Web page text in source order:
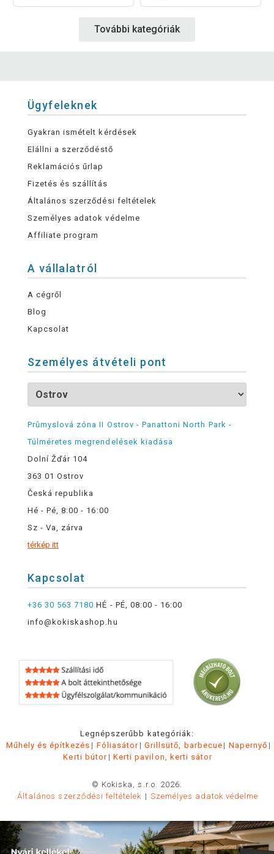
További kategóriák
Ügyfeleknek
Gyakran ismételt kérdések
Elállni a szerződéstő
Reklamációs űrlap
Fizetés és szállítás
Általános szerződési feltételek
Személyes adatok védelme
Affiliate program
A vállalatról
A cégről
Blog
Kapcsolat
Személyes átvételi pont
Průmyslová zóna II Ostrov - Panattoni North Park -
Túlméretes megrendelések kiadása
Dolní Žďár 104
363 01 Ostrov
Česká republika
Hé - Pé, 8:00 - 16:00
Sz - Va, zárva
térkép itt
Kapcsolat
+36 30 563 7180 HÉ - PÉ, 08:00 - 16:00
info@kokiskashop.hu
Legnépszerűbb kategóriák:
Műhely és építkezés
Fóliasátor Grillsütő, barbecue
Napernyő
Kerti bútor
Kerti pavilon, kerti sátor
© Kokiska, s.r.o. 2026.
Általános szerződési feltételek
Személyes adatok védelme